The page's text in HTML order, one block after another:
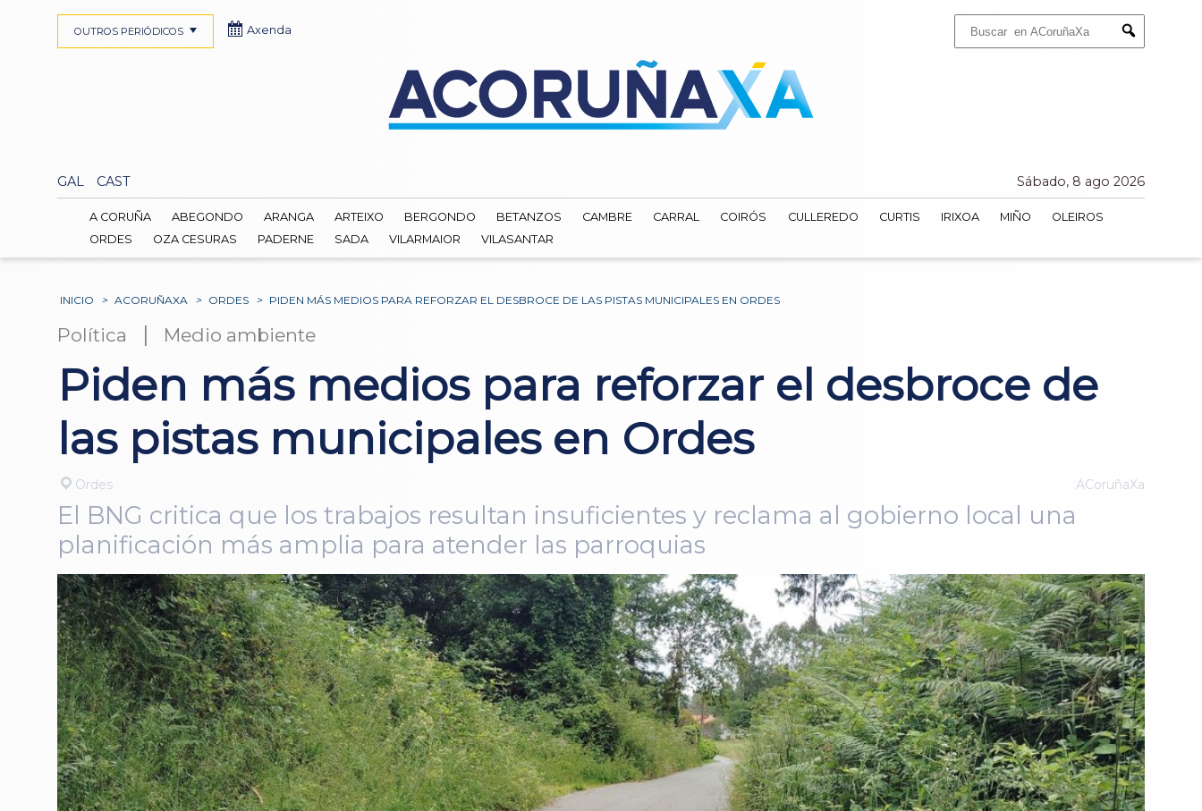
Submit
GAL CAST Sábado, 8 ago 2026
OUTROS PERIÓDICOS Axenda
A CORUÑA ABEGONDO ARANGA ARTEIXO BERGONDO BETANZOS CAMBRE CARRAL COIRÓS CULLEREDO CURTIS IRIXOA MIÑO
OLEIROS
ORDES
OZA CESURAS PADERNE SADA VILARMAIOR VILASANTAR
INICIO > ACORUÑAXA > ORDES > PIDEN MÁS MEDIOS PARA REFORZAR EL DESBROCE DE LAS PISTAS MUNICIPALES EN ORDES
Política | Medio ambiente
Piden más medios para reforzar el desbroce de
las pistas municipales en Ordes
Ordes ACoruñaXa
El BNG critica que los trabajos resultan insuficientes y reclama al gobierno local una
planificación más amplia para atender las parroquias